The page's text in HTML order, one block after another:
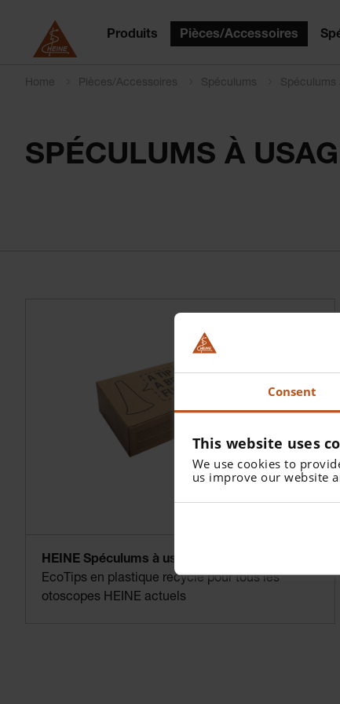
Consent
This website uses
We use cookies to
us improve our website
Produits Pièces/Accessoires
Home Pièces/Accessoires Spéculums Spéculums
SPÉCULUMS À
HEINE Spéculums à usage unique AllSpec
EcoTips en plastique recyclé pour tous les
otoscopes HEINE actuels